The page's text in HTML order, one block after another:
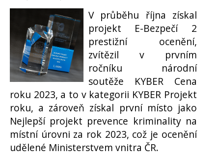
V průběhu října získal
projekt E-Bezpečí 2
prestižní ocenění,
zvítězil v prvním
ročníku národní
soutěže KYBER Cena
roku 2023, a to v kategorii KYBER Projekt
roku, a zároveň získal první místo jako
Nejlepší projekt prevence kriminality na
místní úrovni za rok 2023, což je ocenění
udělené Ministerstvem vnitra ČR.